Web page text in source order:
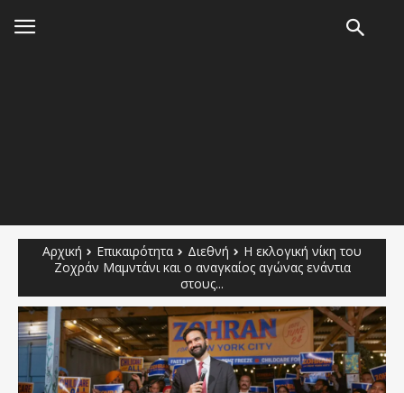
Αρχική Επικαιρότητα Διεθνή
Η εκλογική νίκη του
Ζοχράν Μαμντάνι και ο αναγκαίος αγώνας ενάντια
στους...